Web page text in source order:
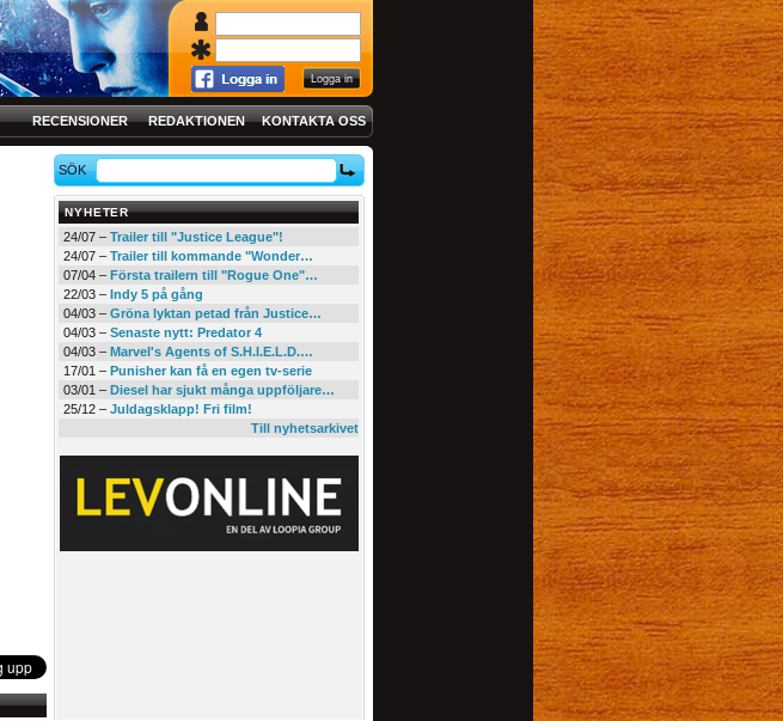
RECENSIONER REDAKTIONEN KONTAKTA OSS
SÖK
NYHETER
24/07 –Trailer till "Justice League"!
24/07 –Trailer till kommande "Wonder…
07/04 –Första trailern till "Rogue One"…
22/03 –Indy 5 på gång
04/03 –Gröna lyktan petad från Justice…
04/03 –Senaste nytt: Predator 4
04/03 –Marvel's Agents of S.H.I.E.L.D.…
17/01 –Punisher kan få en egen tv-serie
03/01 –Diesel har sjukt många uppföljare…
25/12 –Juldagsklapp! Fri film!
Till nyhetsarkivet